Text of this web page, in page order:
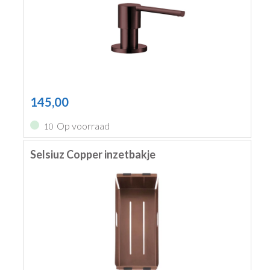
145,00
10 Op voorraad
Selsiuz Copper inzetbakje